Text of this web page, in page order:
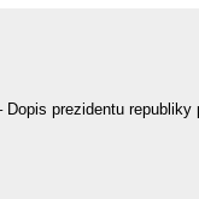
Dopis prezidentu